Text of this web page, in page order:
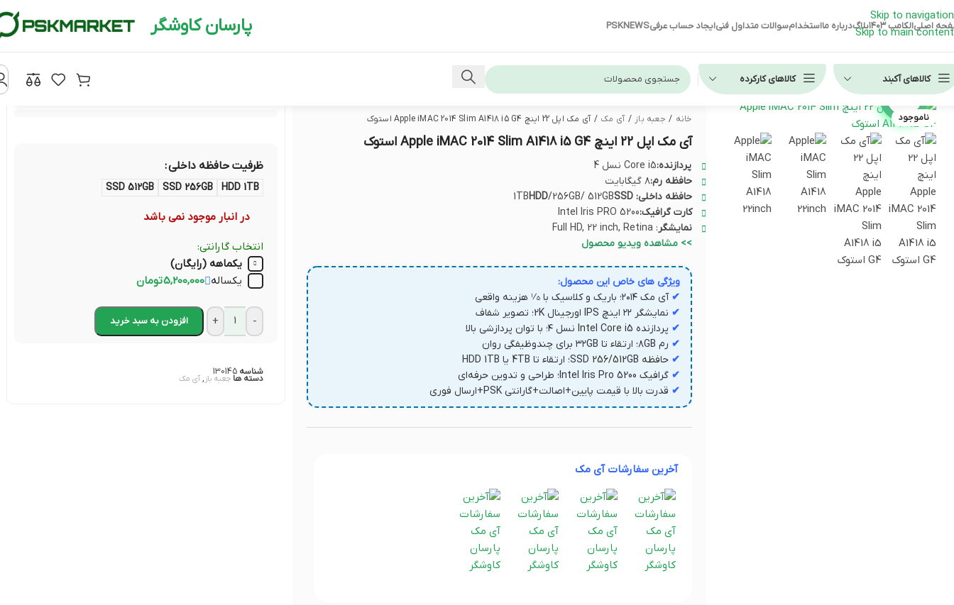
Skip to navigation
Skip to main content
اصلیالکامپ ۱۴۰۳ بلاگدرباره مااستخدامسوالات متداول فنیایجاد حساب عرفیPSKNEWS پارسان کاوشگر
کالاهای آکبند کالاهای کارکرده
ناموجود
تماشای ویدئو
خانه / جعبه باز / آی مک / آی مک اپل 22 اینچ Apple iMAC 2014 Slim A1418 i5 G4 استوک
آی مک اپل 22 اینچ Apple iMAC 2014 Slim A1418 i5 G4 استوک
پردازنده:Core i5 نسل 4
حافظه رم:۸ گیگابایت
حافظه داخلی: SSD
256GB/ 512GB/
HDD
1TB
کارت گرافیک:Intel Iris PRO 5200
نمایشگر: Full HD, 22 inch, Retina
>> مشاهده ویدیو محصول
ویژگی های خاص این محصول:
✔آی مک ۲۰۱۴؛ باریک و کلاسیک با ¹⁄₅ هزینه واقعی
✔ نمایشگر ۲۲ اینچ IPS اورجینال 2K؛ تصویر شفاف
✔ پردازنده Intel Core i5 نسل ۴؛ با توان پردازشی بالا
✔ رم ۸GB؛ ارتقاء تا ۳۲GB برای چندوظیفگی روان
✔حافظه SSD 256/512GB؛ ارتقاء تا 4TB یا HDD 1TB
✔گرافیک Intel Iris Pro 5200؛ طراحی و تدوین حرفه‌ای
✔ قدرت بالا با قیمت پایین‌+اصالت+گارانتی PSK+ارسال فوری
آخرین سفارشات آی مک
ظرفیت حافظه داخلی
HDD 1TB
SSD 256GB
SSD 512GB
در انبار موجود نمی باشد
انتخاب گارانتی:
یکماهه (رایگان)
یکساله 5,200,000 تومان
-
+ افزودن به سبد خرید
شناسه 130145
دسته ها جعبه باز , آی مک